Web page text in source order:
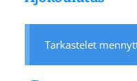
Tarkastelet